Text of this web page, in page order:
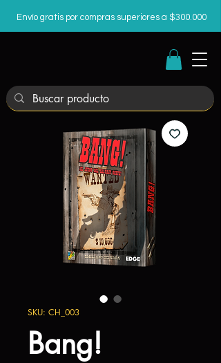
Envío gratis por compras superiores a $300.000
SKU: CH_003
Bang!